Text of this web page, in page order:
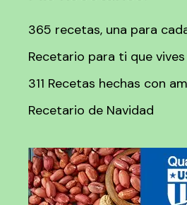
365 recetas, una para
Recetario para ti que
311 Recetas hechas con
Recetario de Navidad